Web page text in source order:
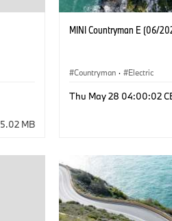
5.02 MB
MINI Countryman E (06/
Countryman · Electric
Thu May 28 04:00:02